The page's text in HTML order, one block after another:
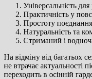
Універсальність для
Практичність у
Простоту
Натуральність та
Стриманий і
На відміну від багатьох
не втрачає актуальності
переходить в осінній